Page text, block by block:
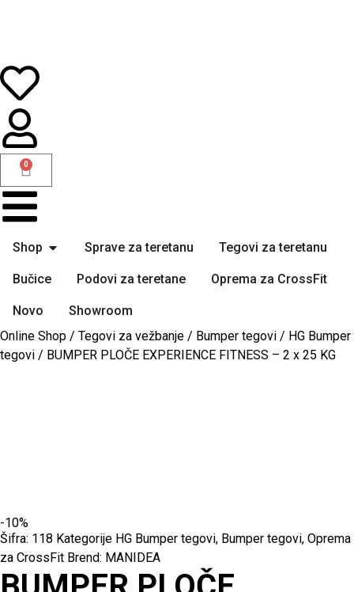
0
Shop Sprave za teretanu Tegovi za teretanu
Bučice Podovi za teretane Oprema za CrossFit
Novo
Showroom
Online Shop / Tegovi za vežbanje / Bumper tegovi / HG Bumper
tegovi / BUMPER PLOČE EXPERIENCE FITNESS – 2 x 25 KG
-10%
Šifra: 118 Kategorije HG Bumper tegovi, Bumper tegovi, Oprema
za CrossFit Brend: MANIDEA